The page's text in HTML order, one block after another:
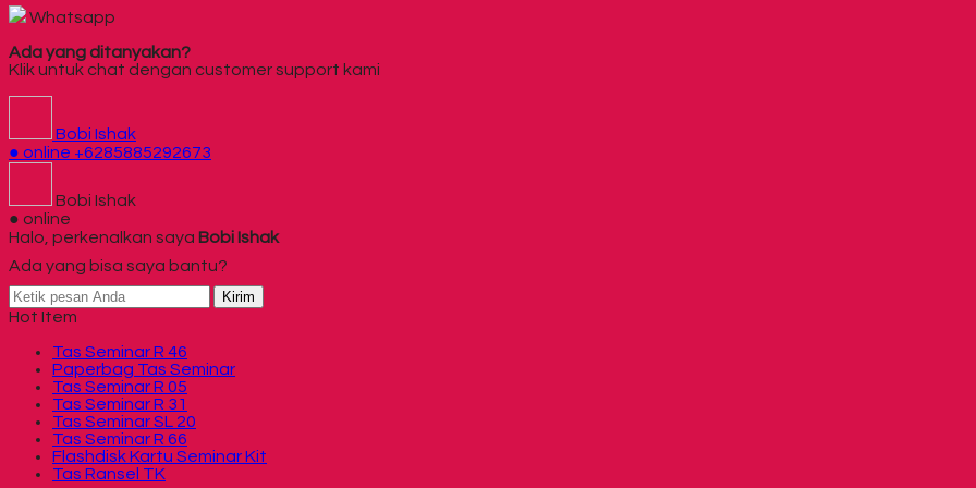
Whatsapp
Ada yang ditanyakan?
Klik untuk chat dengan customer support kami
Bobi Ishak
● online +6285885292673
Bobi Ishak
● online
Halo, perkenalkan saya Bobi Ishak
Ada yang bisa saya bantu?
Kirim
Hot Item
Tas Seminar R 46
Paperbag Tas Seminar
Tas Seminar R 05
Tas Seminar R 31
Tas Seminar SL 20
Tas Seminar R 66
Flashdisk Kartu Seminar Kit
Tas Ransel TK